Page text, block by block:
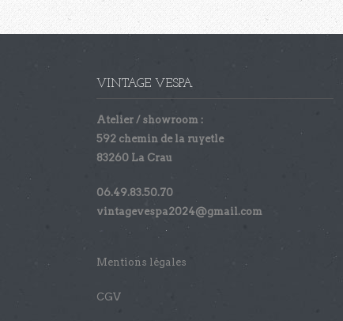
VINTAGE VESPA
Atelier / showroom :
592 chemin de la ruyetle
83260 La Crau
06.49.83.50.70
vintagevespa2024@gmail.com
Mentions légales
CGV